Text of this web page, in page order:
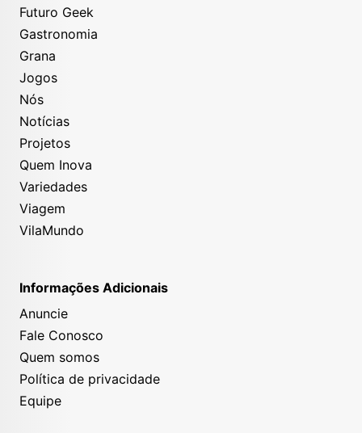
Futuro Geek
Gastronomia
Grana
Jogos
Nós
Notícias
Projetos
Quem Inova
Variedades
Viagem
VilaMundo
Informações Adicionais
Anuncie
Fale Conosco
Quem somos
Política de privacidade
Equipe